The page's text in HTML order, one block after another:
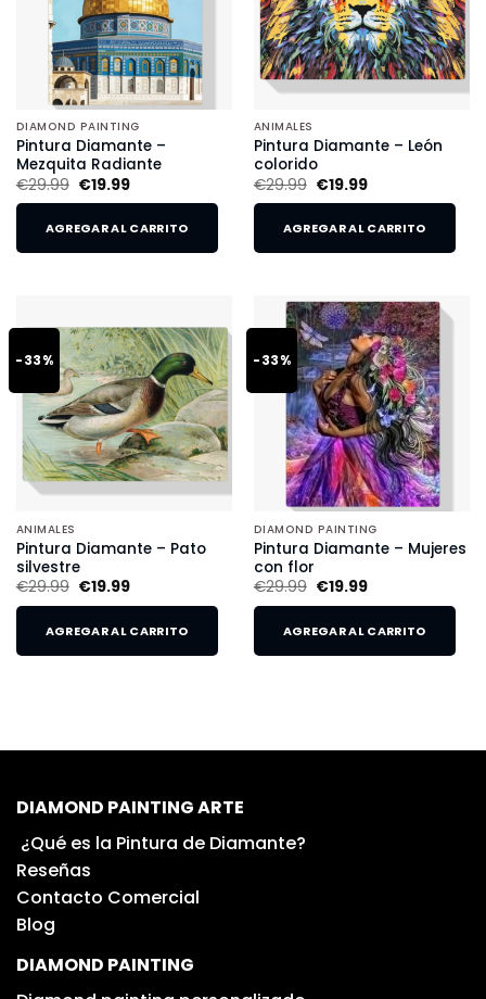
DIAMOND PAINTING
Pintura Diamante –
Mezquita Radiante
€29.99 €19.99
AGREGAR AL CARRITO
ANIMALES
Pintura Diamante – León
colorido
€29.99 €19.99
AGREGAR AL CARRITO
-33%
ANIMALES
Pintura Diamante – Pato
silvestre
€29.99 €19.99
AGREGAR AL CARRITO
-33%
DIAMOND PAINTING
Pintura Diamante – Mujeres
con flor
€29.99 €19.99
AGREGAR AL CARRITO
DIAMOND PAINTING ARTE
¿Qué es la Pintura de Diamante?
Reseñas
Contacto Comercial
Blog
DIAMOND PAINTING